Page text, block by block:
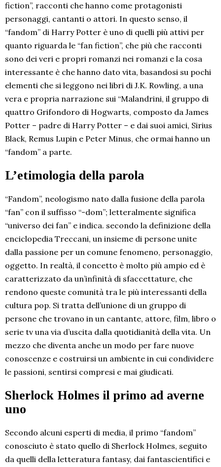
fiction”, racconti che hanno come protagonisti
personaggi, cantanti o attori. In questo senso, il
“fandom” di Harry Potter è uno di quelli più attivi per
quanto riguarda le “fan fiction”, che più che racconti
sono dei veri e propri romanzi nei romanzi e la cosa
interessante è che hanno dato vita, basandosi su pochi
elementi che si leggono nei libri di J.K. Rowling, a una
vera e propria narrazione sui “Malandrini, il gruppo di
quattro Grifondoro di Hogwarts, composto da James
Potter – padre di Harry Potter – e dai suoi amici, Sirius
Black, Remus Lupin e Peter Minus, che ormai hanno un
“fandom” a parte.
L’etimologia della parola
“Fandom”, neologismo nato dalla fusione della parola
“fan” con il suffisso “-dom”; letteralmente significa
“universo dei fan” e indica. secondo la definizione della
enciclopedia Treccani, un insieme di persone unite
dalla passione per un comune fenomeno, personaggio,
oggetto. In realtà, il concetto è molto più ampio ed è
caratterizzato da un’infinità di sfaccettature, che
rendono queste comunità tra le più interessanti della
cultura pop. Si tratta dell’unione di un gruppo di
persone che trovano in un cantante, attore, film, libro o
serie tv una via d’uscita dalla quotidianità della vita. Un
mezzo che diventa anche un modo per fare nuove
conoscenze e costruirsi un ambiente in cui condividere
le passioni, sentirsi compresi e mai giudicati.
Sherlock Holmes il primo ad averne
uno
Secondo alcuni esperti di media, il primo “fandom”
conosciuto è stato quello di Sherlock Holmes, seguito
da quelli della letteratura fantasy, dai fantascientifici e